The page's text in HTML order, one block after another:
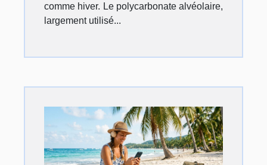
comme hiver. Le polycarbonate alvéolaire,
largement utilisé...